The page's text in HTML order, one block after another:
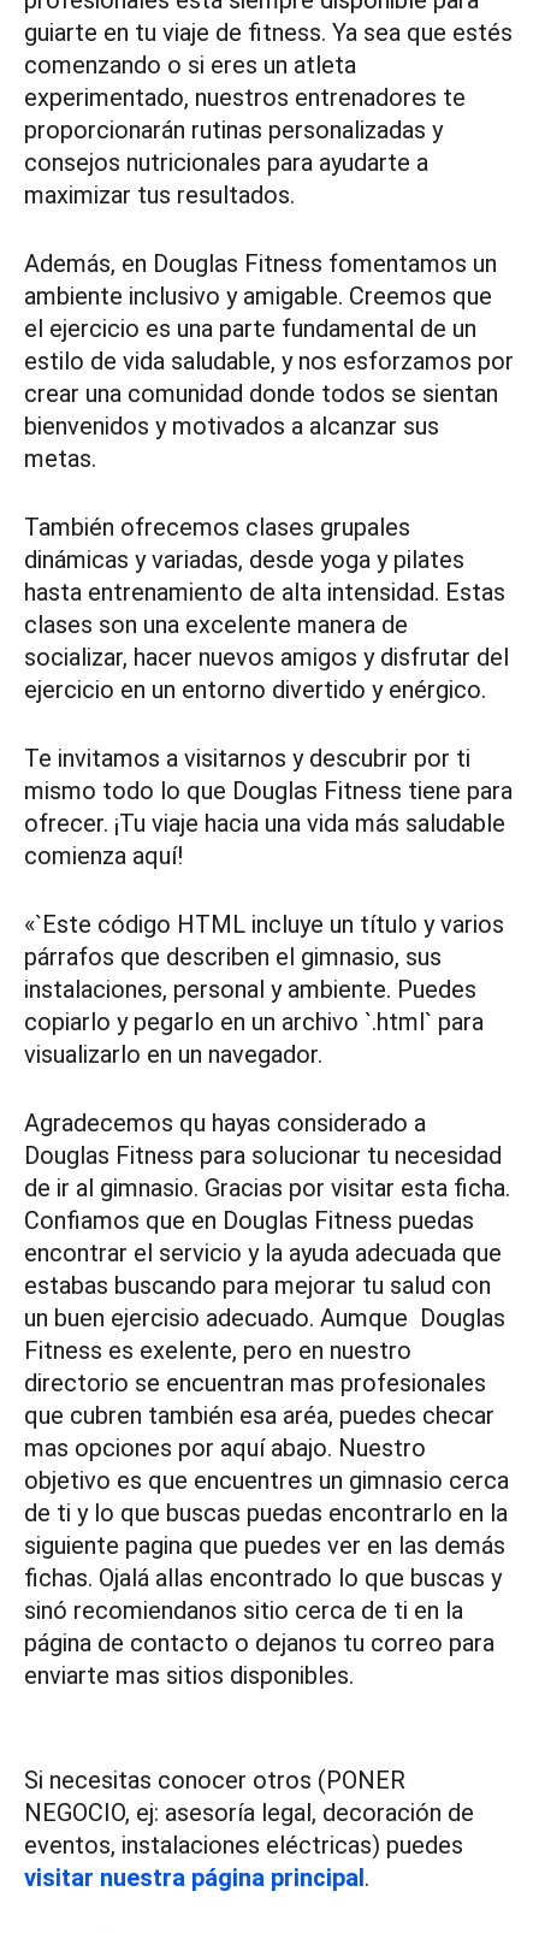
guiarte en tu viaje de fitness. Ya sea que estés
comenzando o si eres un atleta
experimentado, nuestros entrenadores te
proporcionarán rutinas personalizadas y
consejos nutricionales para ayudarte a
maximizar tus resultados.
Además, en Douglas Fitness fomentamos un
ambiente inclusivo y amigable. Creemos que
el ejercicio es una parte fundamental de un
estilo de vida saludable, y nos esforzamos por
crear una comunidad donde todos se sientan
bienvenidos y motivados a alcanzar sus
metas.
También ofrecemos clases grupales
dinámicas y variadas, desde yoga y pilates
hasta entrenamiento de alta intensidad. Estas
clases son una excelente manera de
socializar, hacer nuevos amigos y disfrutar del
ejercicio en un entorno divertido y enérgico.
Te invitamos a visitarnos y descubrir por ti
mismo todo lo que Douglas Fitness tiene para
ofrecer. ¡Tu viaje hacia una vida más saludable
comienza aquí!
«`Este código HTML incluye un título y varios
párrafos que describen el gimnasio, sus
instalaciones, personal y ambiente. Puedes
copiarlo y pegarlo en un archivo `.html` para
visualizarlo en un navegador.
Agradecemos qu hayas considerado a
Douglas Fitness para solucionar tu necesidad
de ir al gimnasio. Gracias por visitar esta ficha.
Confiamos que en Douglas Fitness puedas
encontrar el servicio y la ayuda adecuada que
estabas buscando para mejorar tu salud con
un buen ejercisio adecuado. Aumque Douglas
Fitness es exelente, pero en nuestro
directorio se encuentran mas profesionales
que cubren también esa aréa, puedes checar
mas opciones por aquí abajo. Nuestro
objetivo es que encuentres un gimnasio cerca
de ti y lo que buscas puedas encontrarlo en la
siguiente pagina que puedes ver en las demás
fichas. Ojalá allas encontrado lo que buscas y
sinó recomiendanos sitio cerca de ti en la
página de contacto o dejanos tu correo para
enviarte mas sitios disponibles.
Si necesitas conocer otros (PONER
NEGOCIO, ej: asesoría legal, decoración de
eventos, instalaciones eléctricas) puedes
visitar nuestra página principal.